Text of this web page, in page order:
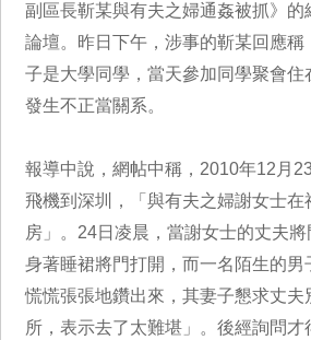
副區長靳某與有夫之婦通姦被抓》的
論壇。昨日下午，涉事的靳某回應
子是大學同學，當天參加同學聚會住
發生不正當關系。
報導中說，網帖中稱，2010年12月
飛機到深圳，「與有夫之婦謝女士在
房」。24日凌晨，當謝女士的丈夫
身著睡裙將門打開，而一名陌生的男
慌慌張張地鑽出來，其妻子懇求丈夫
所，表示去了太難堪」。後經詢問才